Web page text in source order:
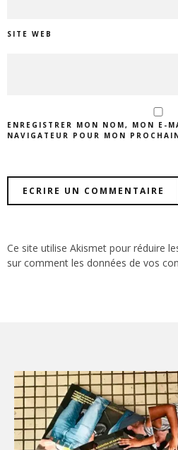
SITE WEB
ENREGISTRER MON NOM, MON E-
NAVIGATEUR POUR MON
Ce site utilise Akismet pour réduire
sur comment les données de vos